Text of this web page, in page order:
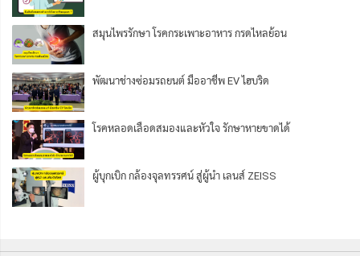
สมุนไพรรักษา โรคกระเพาะอาหาร กรดไหลย้อน
พัฒนาช่างซ่อมรถยนต์ มืออาชีพ EV ไฮบริด
โรคหลอดเลือดสมองและหัวใจ รักษาหายขาดได้
ผู้บุกเบิก กล้องจุลทรรศน์ สู่ผู้นำ เลนส์ ZEISS